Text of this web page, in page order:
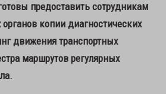
предоставить сотрудникам
копии диагностических
движения транспортных
маршрутов регулярных